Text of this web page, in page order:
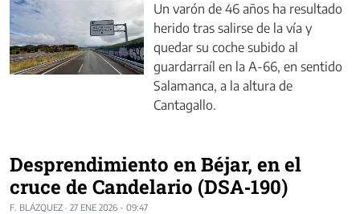
Un varón de 46 años ha resultado
herido tras salirse de la vía y
quedar su coche subido al
guardarraíl en la A-66, en sentido
Salamanca, a la altura de
Cantagallo.
Desprendimiento en Béjar, en el
cruce de Candelario (DSA‑190)
F. BLÁZQUEZ · 27 ENE 2026 - 09:47